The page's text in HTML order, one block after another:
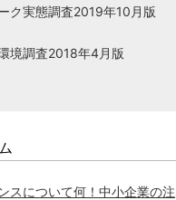
ク実態調査2019年10月版
境調査2018年4月版
スについて何！中小企業の注